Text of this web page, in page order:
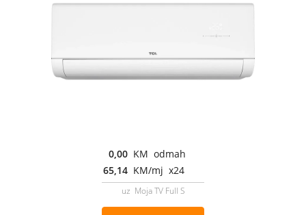
0,00 KM odmah
65,14 KM/mj x24
uz Moja TV Full S